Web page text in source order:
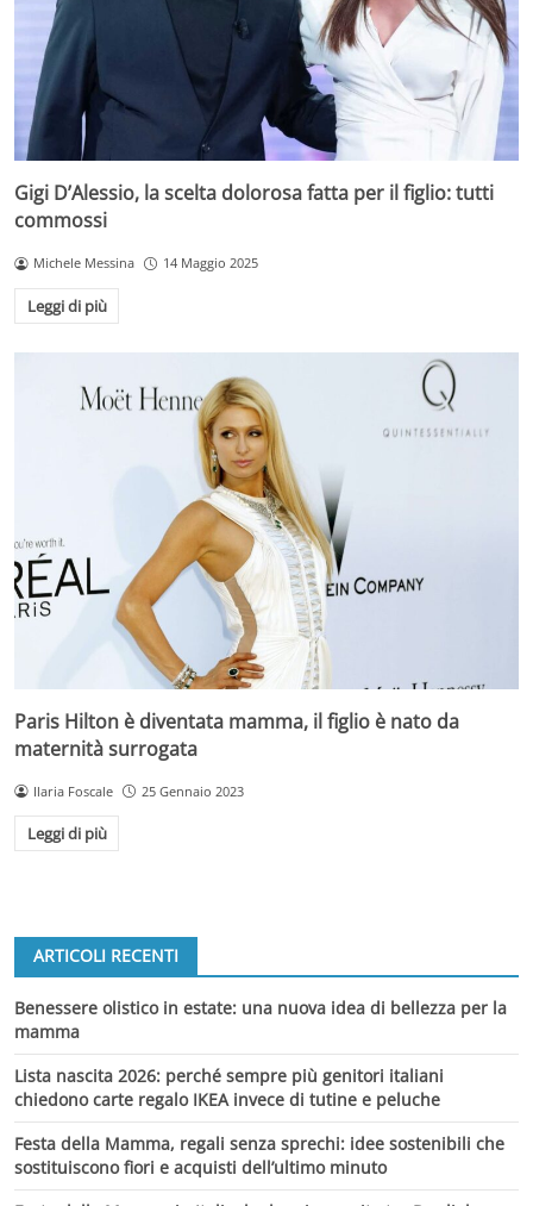
Gigi D’Alessio, la scelta dolorosa fatta per il figlio: tutti
commossi
Michele Messina 14 Maggio 2025
Leggi di più
Paris Hilton è diventata mamma, il figlio è nato da
maternità surrogata
Ilaria Foscale 25 Gennaio 2023
Leggi di più
ARTICOLI RECENTI
Benessere olistico in estate: una nuova idea di bellezza per la
mamma
Lista nascita 2026: perché sempre più genitori italiani
chiedono carte regalo IKEA invece di tutine e peluche
Festa della Mamma, regali senza sprechi: idee sostenibili che
sostituiscono fiori e acquisti dell’ultimo minuto